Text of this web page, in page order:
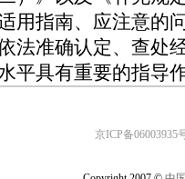
用指南、应注意的
法准确认定、查处
平具有重要的指导
京ICP备06003935